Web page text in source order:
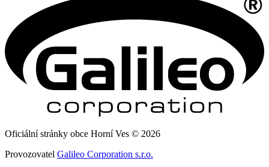
Oficiální stránky obce Horní Ves © 2026
Provozovatel Galileo Corporation s.r.o.